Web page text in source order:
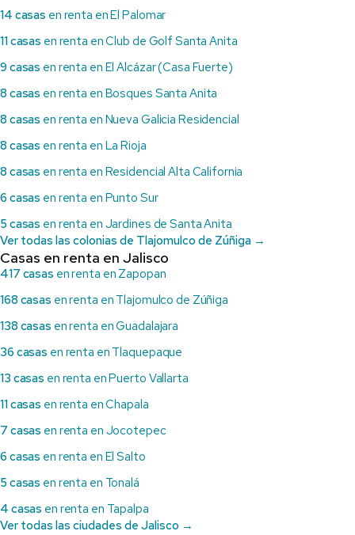
14 casas en renta en El Palomar
11 casas en renta en Club de Golf Santa Anita
9 casas en renta en El Alcázar (Casa Fuerte)
8 casas en renta en Bosques Santa Anita
8 casas en renta en Nueva Galicia Residencial
8 casas en renta en La Rioja
8 casas en renta en Residencial Alta California
6 casas en renta en Punto Sur
5 casas en renta en Jardines de Santa Anita
Ver todas las colonias de Tlajomulco de Zúñiga →
Casas en renta en Jalisco
417 casas en renta en Zapopan
168 casas en renta en Tlajomulco de Zúñiga
138 casas en renta en Guadalajara
36 casas en renta en Tlaquepaque
13 casas en renta en Puerto Vallarta
11 casas en renta en Chapala
7 casas en renta en Jocotepec
6 casas en renta en El Salto
5 casas en renta en Tonalá
4 casas en renta en Tapalpa
Ver todas las ciudades de Jalisco →